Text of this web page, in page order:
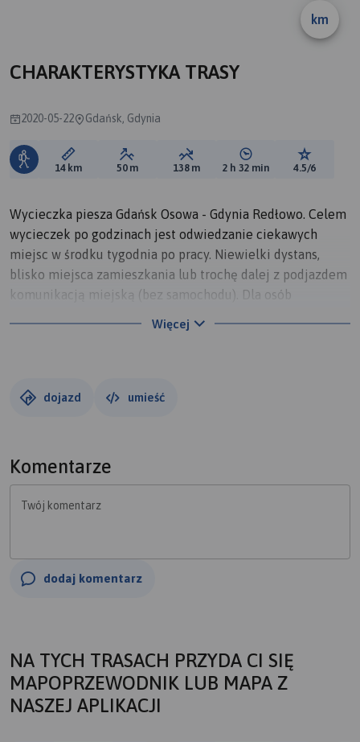
km
CHARAKTERYSTYKA TRASY
2020-05-22 Gdańsk, Gdynia
Długość trasy:
14 km Suma przewyższeń:
50 m Suma spadków:
138 m Średni czas potrzebny
2 h 32 min Ocena
4.5/6
Wycieczka piesza Gdańsk Osowa - Gdynia Redłowo. Celem
wycieczek po godzinach jest odwiedzanie ciekawych
miejsc w środku tygodnia po pracy. Niewielki dystans,
blisko miejsca zamieszkania lub trochę dalej z podjazdem
komunikacją miejską (bez samochodu). Dla osób
Więcej
dojazd umieść
Komentarze
Twój komentarz
dodaj komentarz
NA TYCH TRASACH PRZYDA CI SIĘ
MAPOPRZEWODNIK LUB MAPA Z
NASZEJ APLIKACJI